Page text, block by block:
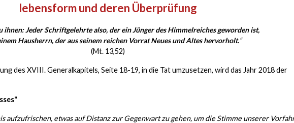
lebensform und deren Überprüfung
ihnen: Jeder Schriftgelehrte also, der ein Jünger des Himmelreiches geworden ist,
Hausherrn, der aus seinem reichen Vorrat Neues und Altes hervorholt.“
(Mt. 13,52)
des XVIII. Generalkapitels, Seite 18-19, in die Tat umzusetzen, wird das Jahr 2018 der
aufzufrischen, etwas auf Distanz zur Gegenwart zu gehen, um die Stimme unserer